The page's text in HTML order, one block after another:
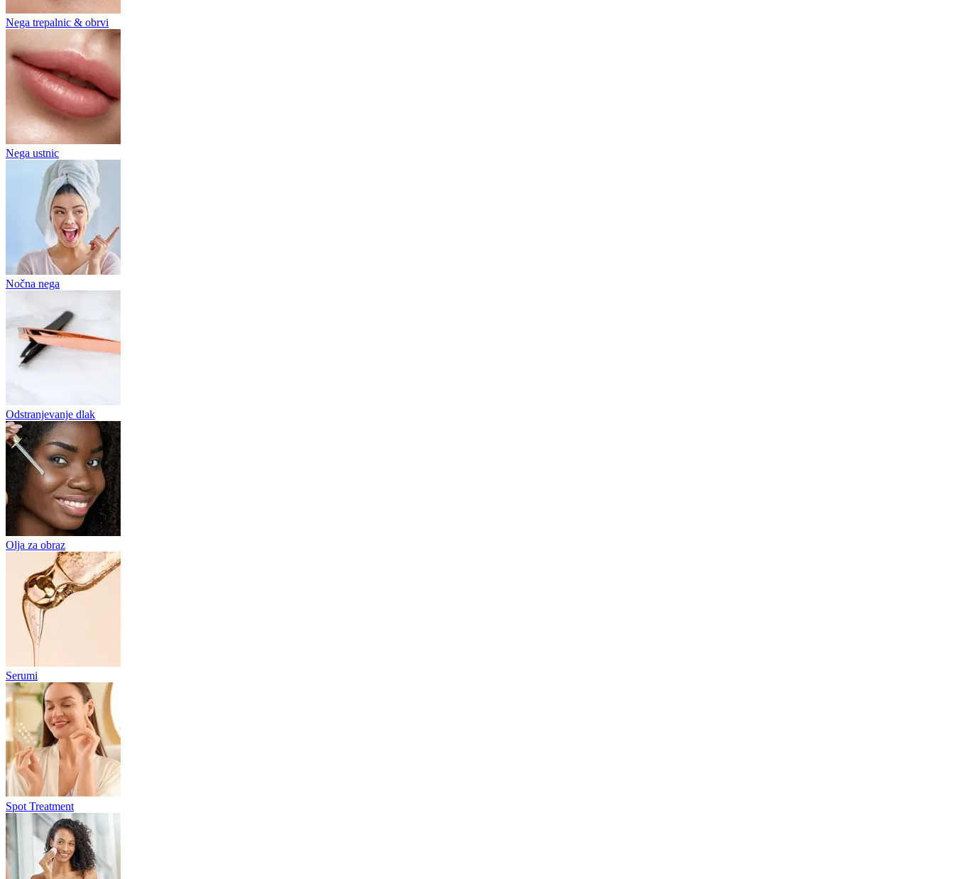
Nega trepalnic & obrvi
Nega ustnic
Nočna nega
Odstranjevanje dlak
Olja za obraz
Serumi
Spot Treatment